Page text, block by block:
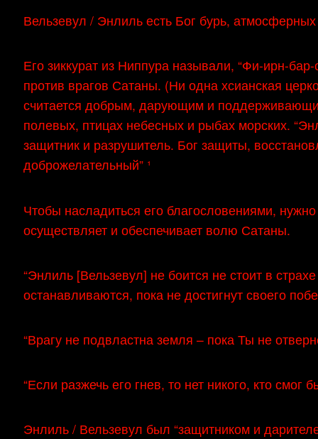
Вельзевул / Энлиль есть Бог бурь,
Его зиккурат из Ниппура называли, “Фи-ирн-
против врагов Сатаны. (Ни одна хсианская
считается добрым, дарующим и
полевых, птицах небесных и рыбах морских.
защитник и разрушитель. Бог защиты,
доброжелательный” ¹
Чтобы насладиться его благословениями,
осуществляет и обеспечивает волю Сатаны.
“Энлиль [Вельзевул] не боится не стоит в
останавливаются, пока не достигнут своего
“Врагу не подвластна земля – пока Ты не
“Если разжечь его гнев, то нет никого, кто смог
Энлиль / Вельзевул был “защитником и